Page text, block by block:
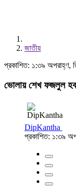
জাতীয়
প্রকাশিত: ১:৩৯ অপরাহ্ণ,
ভোলায় শেখ ফজলুল হক
DipKantha
প্রকাশিত: ১:৩৯